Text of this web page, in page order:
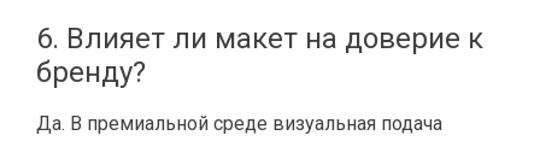
6. Влияет ли макет на доверие к
бренду?
Да. В премиальной среде визуальная подача